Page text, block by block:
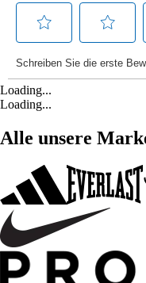
Loading...
Loading...
Alle unsere